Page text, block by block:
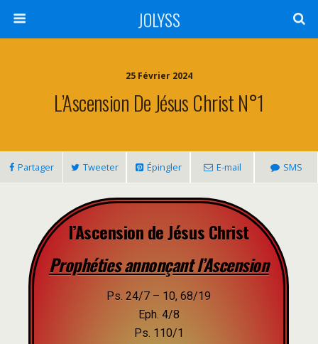
JOLYSS
25 Février 2024
L’Ascension De Jésus Christ N°1
Partager Tweeter Épingler E-mail SMS
l’Ascension de Jésus Christ
Prophéties annonçant l’Ascension
Ps. 24/7 – 10, 68/19
Eph. 4/8
Ps. 110/1